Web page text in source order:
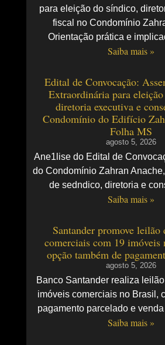
para eleição do síndico,
fiscal no Condomínio
Orientação prática e
Saiba mais »
Edital de Convocação:
Extraordinária para
diretoria executiva e
Condomínio do Edifício
Folha MS
agosto 5, 2026
Ane1lise do Edital de
do Condomínio Zahran
de sedndico, diretoria e
Saiba mais »
Santander promove leilão
comerciais com 19 imóveis
opção também de
agosto 5, 2026
Banco Santander realiza
imóveis comerciais no Brasil,
pagamento parcelado e
Saiba mais »